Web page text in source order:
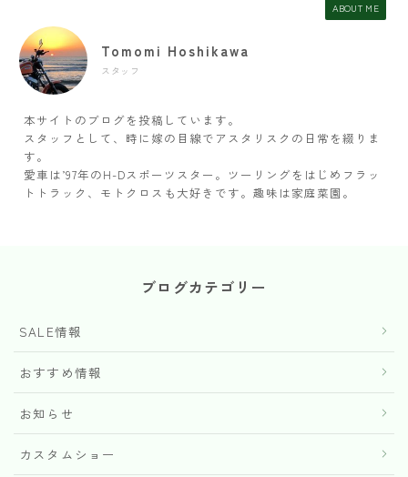
ABOUT ME
Tomomi Hoshikawa
スタッフ
本サイトのブログを投稿しています。
スタッフとして、時に嫁の目線でアスタリスクの日常を綴りま
す。
愛車は’97年のH-Dスポーツスター。ツーリングをはじめフラッ
トトラック、モトクロスも大好きです。趣味は家庭菜園。
ブログカテゴリー
SALE情報
おすすめ情報
お知らせ
カスタムショー